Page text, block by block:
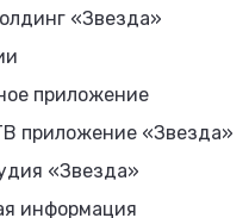
«Звезда»
приложение
приложение «Звезда»
«Звезда»
информация